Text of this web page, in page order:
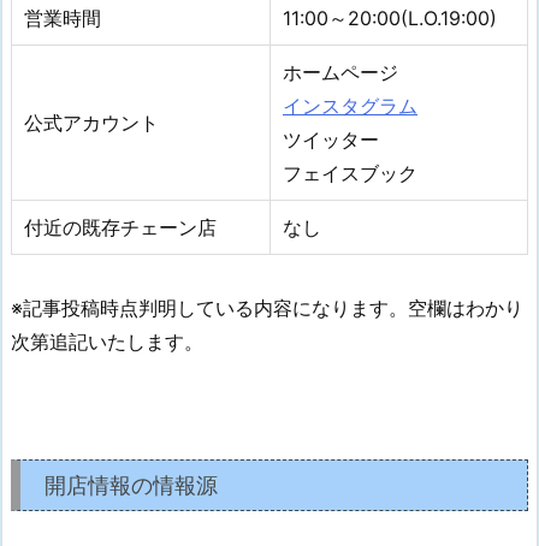
営業時間 11:00～20:00(L.O.19:00)
公式アカウント
ホームページ
インスタグラム
ツイッター
フェイスブック
付近の既存チェーン店 なし
※記事投稿時点判明している内容になります。空欄はわかり
次第追記いたします。
開店情報の情報源